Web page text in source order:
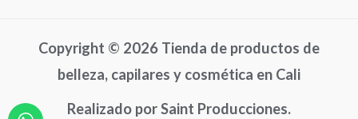
Copyright © 2026 Tienda de productos de
belleza, capilares y cosmética en Cali
Realizado por Saint Producciones.